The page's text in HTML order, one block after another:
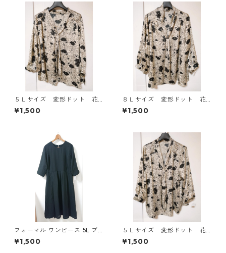
５Ｌサイズ 変形ドット 花
柄 ボウタイブラウス オフ
ホワイト KAE-4763
¥1,500
８Ｌサイズ 変形ドット 花
柄 ボウタイブラウス オフ
ホワイト KAE-4768
¥1,500
フォーマル ワンピース 5L ブ
ラック ◆KIY-1300◆
¥1,500
５Ｌサイズ 変形ドット 花
柄 ボウタイブラウス オフ
ホワイト KAE-4761
¥1,500